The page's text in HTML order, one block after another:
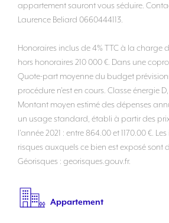
appartement sauront vous séduire.
Laurence Beliard 0660444113.
Honoraires inclus de 4% TTC à la charge
hors honoraires 210 000 €. Dans une
Quote-part moyenne du budget
procédure n'est en cours. Classe énergie
Montant moyen estimé des dépenses
un usage standard, établi à partir des
l'année 2021 : entre 864.00 et 1170.00 €.
risques auxquels ce bien est exposé sont
Géorisques : georisques.gouv.fr.
Appartement